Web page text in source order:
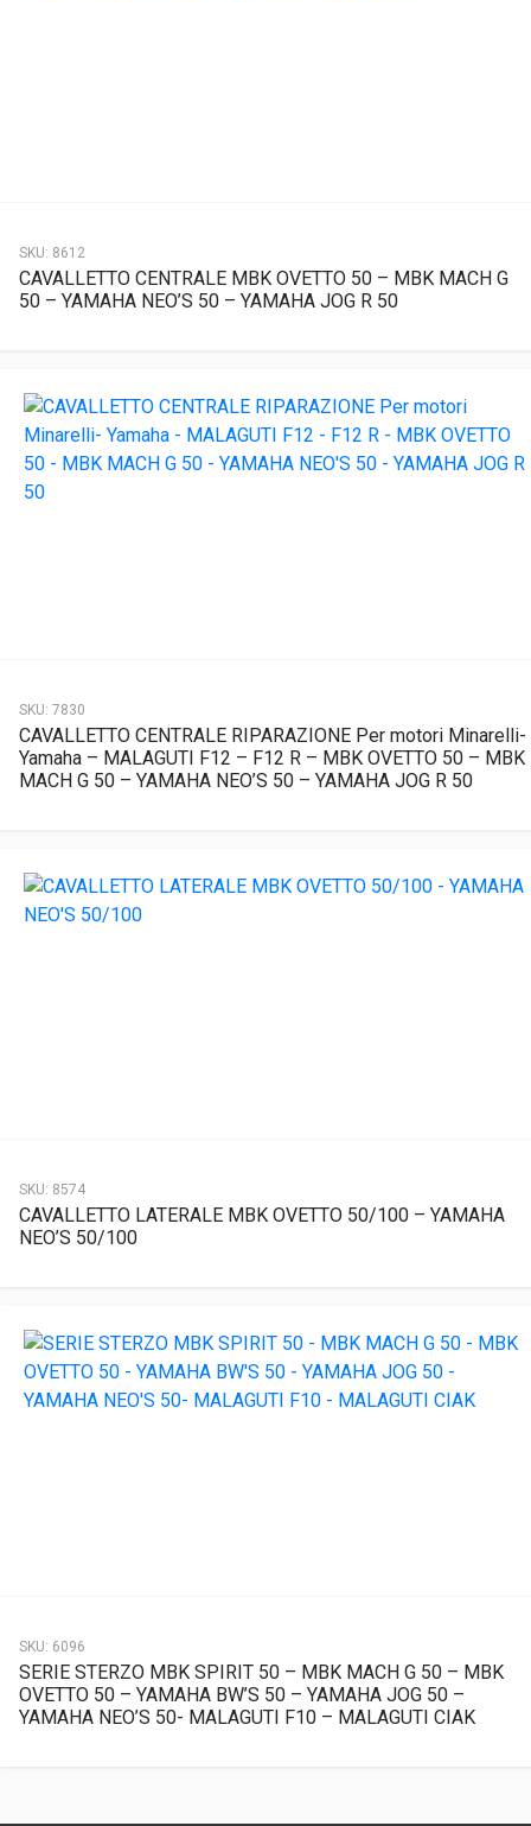
SKU: 8612
CAVALLETTO CENTRALE MBK OVETTO 50 – MBK MACH G
50 – YAMAHA NEO’S 50 – YAMAHA JOG R 50
SKU: 7830
CAVALLETTO CENTRALE RIPARAZIONE Per motori Minarelli-
Yamaha – MALAGUTI F12 – F12 R – MBK OVETTO 50 – MBK
MACH G 50 – YAMAHA NEO’S 50 – YAMAHA JOG R 50
SKU: 8574
CAVALLETTO LATERALE MBK OVETTO 50/100 – YAMAHA
NEO’S 50/100
SKU: 6096
SERIE STERZO MBK SPIRIT 50 – MBK MACH G 50 – MBK
OVETTO 50 – YAMAHA BW’S 50 – YAMAHA JOG 50 –
YAMAHA NEO’S 50- MALAGUTI F10 – MALAGUTI CIAK